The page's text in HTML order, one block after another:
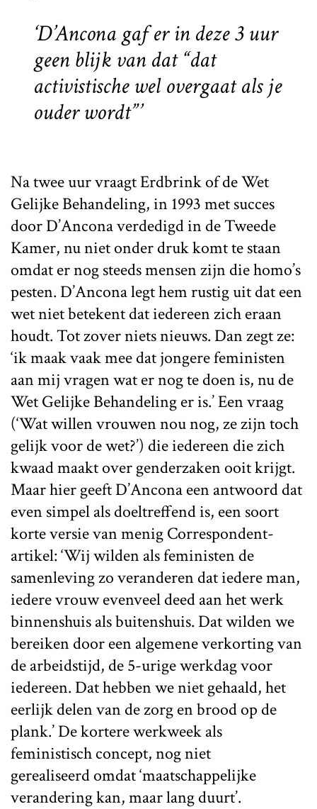
‘D’Ancona gaf er in deze 3 uur
geen blijk van dat “dat
activistische wel overgaat als je
ouder wordt”’
Na twee uur vraagt Erdbrink of de Wet
Gelijke Behandeling, in 1993 met succes
door D’Ancona verdedigd in de Tweede
Kamer, nu niet onder druk komt te staan
omdat er nog steeds mensen zijn die homo’s
pesten. D’Ancona legt hem rustig uit dat een
wet niet betekent dat iedereen zich eraan
houdt. Tot zover niets nieuws. Dan zegt ze:
‘ik maak vaak mee dat jongere feministen
aan mij vragen wat er nog te doen is, nu de
Wet Gelijke Behandeling er is.’ Een vraag
(‘Wat willen vrouwen nou nog, ze zijn toch
gelijk voor de wet?’) die iedereen die zich
kwaad maakt over genderzaken ooit krijgt.
Maar hier geeft D’Ancona een antwoord dat
even simpel als doeltreffend is, een soort
korte versie van menig Correspondent-
artikel: ‘Wij wilden als feministen de
samenleving zo veranderen dat iedere man,
iedere vrouw evenveel deed aan het werk
binnenshuis als buitenshuis. Dat wilden we
bereiken door een algemene verkorting van
de arbeidstijd, de 5-urige werkdag voor
iedereen. Dat hebben we niet gehaald, het
eerlijk delen van de zorg en brood op de
plank.’ De kortere werkweek als
feministisch concept, nog niet
gerealiseerd omdat ‘maatschappelijke
verandering kan, maar lang duurt’.